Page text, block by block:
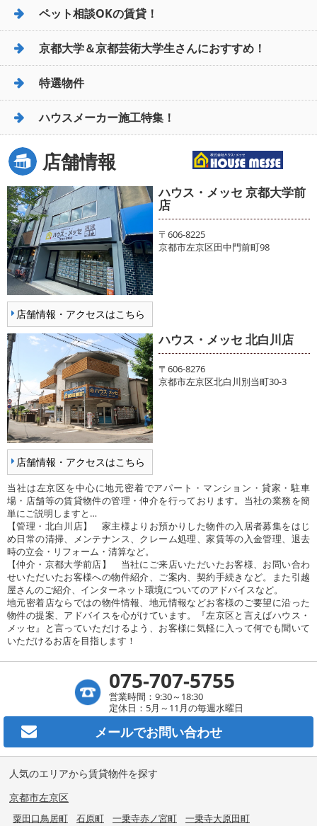
ペット相談OKの賃貸！
京都大学＆京都芸術大学生さんにおすすめ！
特選物件
ハウスメーカー施工特集！
店舗情報
店舗情報・アクセスはこちら
ハウス・メッセ 京都大学前
店
〒606-8225
京都市左京区田中門前町98
店舗情報・アクセスはこちら
ハウス・メッセ 北白川店
〒606-8276
京都市左京区北白川別当町30-3
当社は左京区を中心に地元密着でアパート・マンション・貸家・駐車
場・店舗等の賃貸物件の管理・仲介を行っております。当社の業務を簡
単にご説明しますと…
【管理・北白川店】 家主様よりお預かりした物件の入居者募集をはじ
め日常の清掃、メンテナンス、クレーム処理、家賃等の入金管理、退去
時の立会・リフォーム・清算など。
【仲介・京都大学前店】 当社にご来店いただいたお客様、お問い合わ
せいただいたお客様への物件紹介、ご案内、契約手続きなど。また引越
屋さんのご紹介、インターネット環境についてのアドバイスなど。
地元密着店ならではの物件情報、地元情報などお客様のご要望に沿った
物件の提案、アドバイスを心がけています。『左京区と言えばハウス・
メッセ』と言っていただけるよう、お客様に気軽に入って何でも聞いて
いただけるお店を目指します！
075-707-5755
営業時間：9:30～18:30
定休日：5月～11月の毎週水曜日
メールでお問い合わせ
人気のエリアから賃貸物件を探す
京都市左京区
粟田口鳥居町 石原町 一乗寺赤ノ宮町
一乗寺大原田町